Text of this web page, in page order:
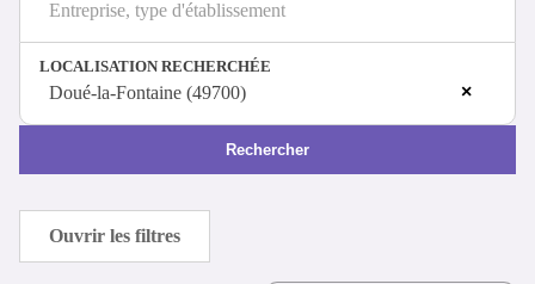
Se connecter
Espace candidat
Espace recruteur
Entreprise, type d'établissement
LOCALISATION RECHERCHÉE
×
Doué-la-Fontaine (49700)
Rechercher
Ouvrir les filtres